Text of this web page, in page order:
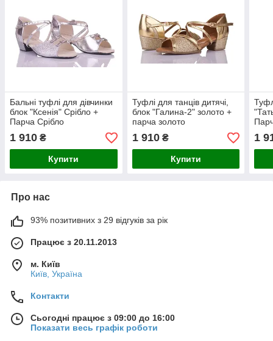
Бальні туфлі для дівчинки
блок "Ксенія" Срібло +
Парча Срібло
1 910 ₴
Купити
Туфлі для танців дитячі,
блок "Галина-2" золото +
парча золото
1 910₴
Купити
1
Про нас
93% позитивних з 29 відгуків за рік
Працює з 20.11.2013
м. Київ
Київ, Україна
Контакти
Сьогодні працює з 09:00 до 16:00
Показати весь графік роботи